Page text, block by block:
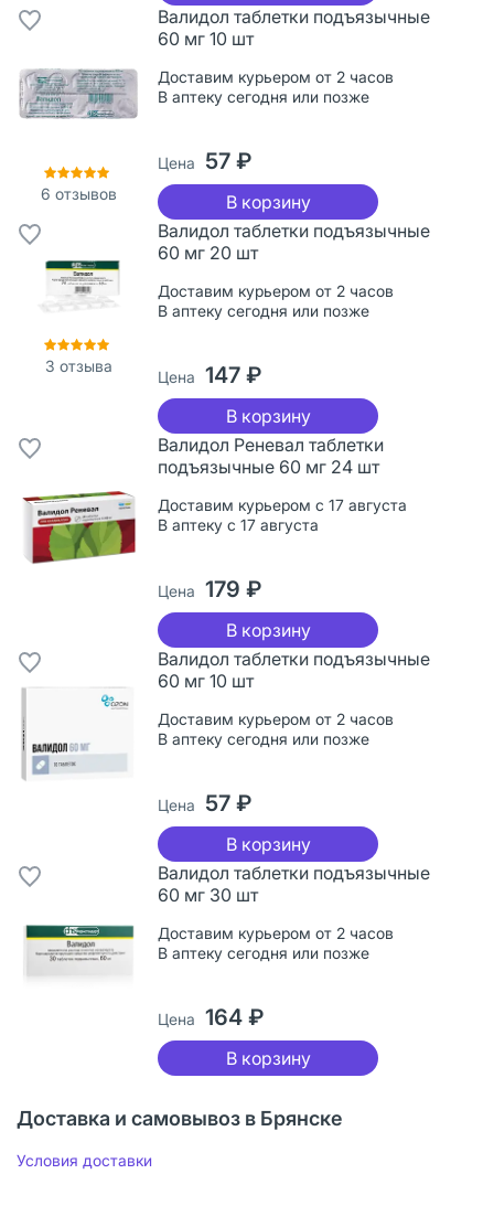
6 отзывов
Валидол таблетки подъязычные
60 мг 10 шт
Доставим курьером от 2 часов
В аптеку сегодня или позже
Цена 57 ₽
В корзину
3 отзыва
Валидол таблетки подъязычные
60 мг 20 шт
Доставим курьером от 2 часов
В аптеку сегодня или позже
Цена 147 ₽
В корзину
Валидол Реневал таблетки
подъязычные 60 мг 24 шт
Доставим курьером с 17 августа
В аптеку с 17 августа
Цена 179 ₽
В корзину
Валидол таблетки подъязычные
60 мг 10 шт
Доставим курьером от 2 часов
В аптеку сегодня или позже
Цена 57 ₽
В корзину
Валидол таблетки подъязычные
60 мг 30 шт
Доставим курьером от 2 часов
В аптеку сегодня или позже
Цена 164 ₽
В корзину
Доставка и самовывоз в Брянске
Условия доставки